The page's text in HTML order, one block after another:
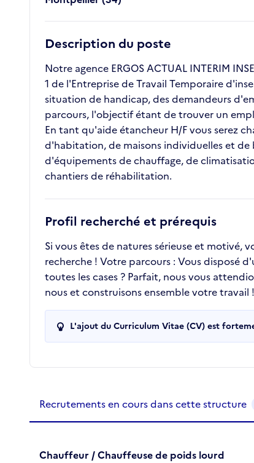
Description du poste
Notre agence ERGOS ACTUAL INTERIM
1 de l'Entreprise de Travail Temporaire
situation de handicap, des demandeurs
parcours, l'objectif étant de trouver un
En tant qu'aide étancheur H/F vous serez
d'habitation, de maisons individuelles et de
d'équipements de chauffage, de
chantiers de réhabilitation.
Profil recherché et prérequis
Si vous êtes de natures sérieuse et motivé,
recherche ! Votre parcours : Vous disposé
toutes les cases ? Parfait, nous vous
nous et construisons ensemble votre travail !
L'ajout du Curriculum Vitae (CV) est
Recrutements de la structure
Recrutements en cours dans cette structure
Chauffeur / Chauffeuse de poids lourd